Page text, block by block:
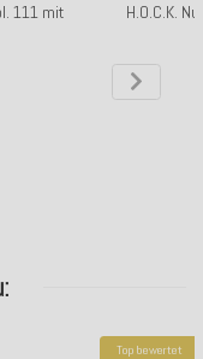
111 mit
H.O.C.K.
Top bewertet